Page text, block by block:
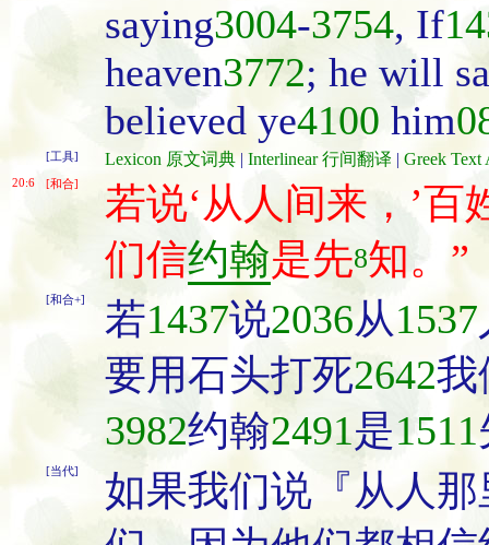
saying3004-3754, If
heaven3772; he will
believed ye4100 him
[工具] Lexicon 原文词典 | Interlinear 行间翻译 | Greek
20:6 [和合]
若说‘从人间来，’
们信约翰是先8知。”
[和合+] 若1437说2036从1537
要用石头打死2642我
3982约翰2491是1511
[当代]
如果我们说『从人